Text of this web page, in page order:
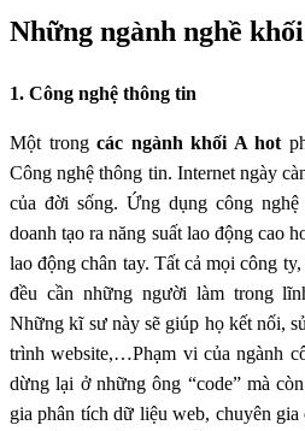
Những ngành nghề
1. Công nghệ thông tin
Một trongcác ngành khối A hot
Công nghệ thông tin. Internet ngày
của đời sống. Ứng dụng công
doanh tạo ra năng suất lao động cao
lao động chân tay. Tất cả mọi công
đều cần những người làm trong
Những kĩ sư này sẽ giúp họ kết nối,
trình website,…Phạm vi của ngành
dừng lại ở những ông “code” mà
gia phân tích dữ liệu web, chuyên